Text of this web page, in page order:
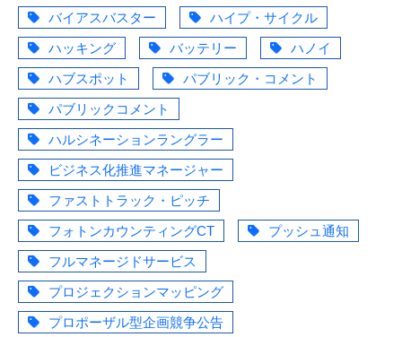
バイアスバスター
ハイプ・サイクル
ハッキング
バッテリー
ハノイ
ハブスポット
パブリック・コメント
パブリックコメント
ハルシネーションラングラー
ビジネス化推進マネージャー
ファストトラック・ピッチ
フォトンカウンティングCT
プッシュ通知
フルマネージドサービス
プロジェクションマッピング
プロポーザル型企画競争公告